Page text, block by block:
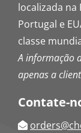
localizada na
Portugal e
classe
A informação
apenas a
Contate-